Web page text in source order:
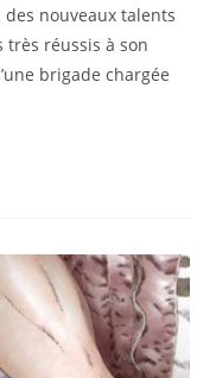
nouveaux talents
très réussis à son
brigade chargée